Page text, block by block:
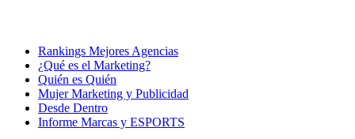
Rankings Mejores Agencias
¿Qué es el Marketing?
Quién es Quién
Mujer Marketing y Publicidad
Desde Dentro
Informe Marcas y ESPORTS